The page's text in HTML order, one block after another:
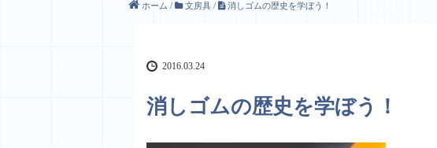
ホーム / 文房具 / 消しゴムの歴史を学ぼう！
2016.03.24
消しゴムの歴史を学ぼう！